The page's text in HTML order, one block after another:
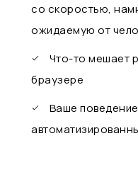
со скоростью,
ожидаемую от
Что-то мешает
браузере
Ваше